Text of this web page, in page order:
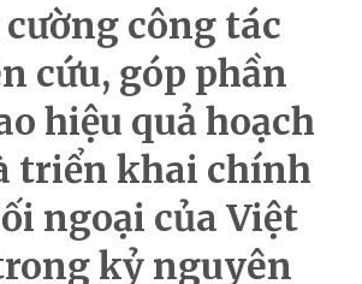
công tác
cứu, góp phần
hiệu quả hoạch
triển khai chính
ngoại của Việt
kỷ nguyên